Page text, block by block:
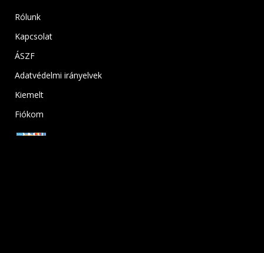
Rólunk
Kapcsolat
ÁSZF
Adatvédelmi irányelvek
Kiemelt
Fiókom